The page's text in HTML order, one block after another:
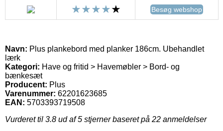
Besøg webshop
Navn: Plus plankebord med planker 186cm. Ubehandlet
lærk
Kategori: Have og fritid > Havemøbler > Bord- og
bænkesæt
Producent: Plus
Varenummer: 62201623685
EAN: 5703393719508
Vurderet til 3.8 ud af 5 stjerner baseret på 22 anmeldelser